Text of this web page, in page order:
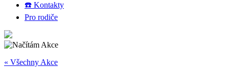
☎️ Kontakty
Pro rodiče
« Všechny Akce